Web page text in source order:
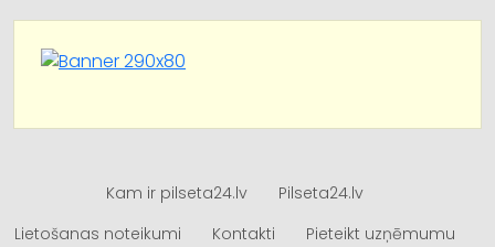
Kam ir pilseta24.lv
Pilseta24.lv
Lietošanas noteikumi
Kontakti
Pieteikt uzņēmumu